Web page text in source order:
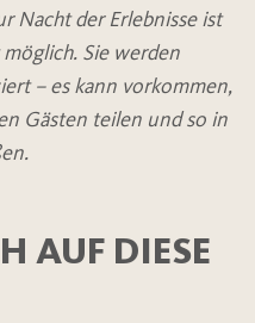
Nacht der Erlebnisse ist
Sie werden
– es kann vorkommen,
Gästen teilen und so in
AUF DIESE